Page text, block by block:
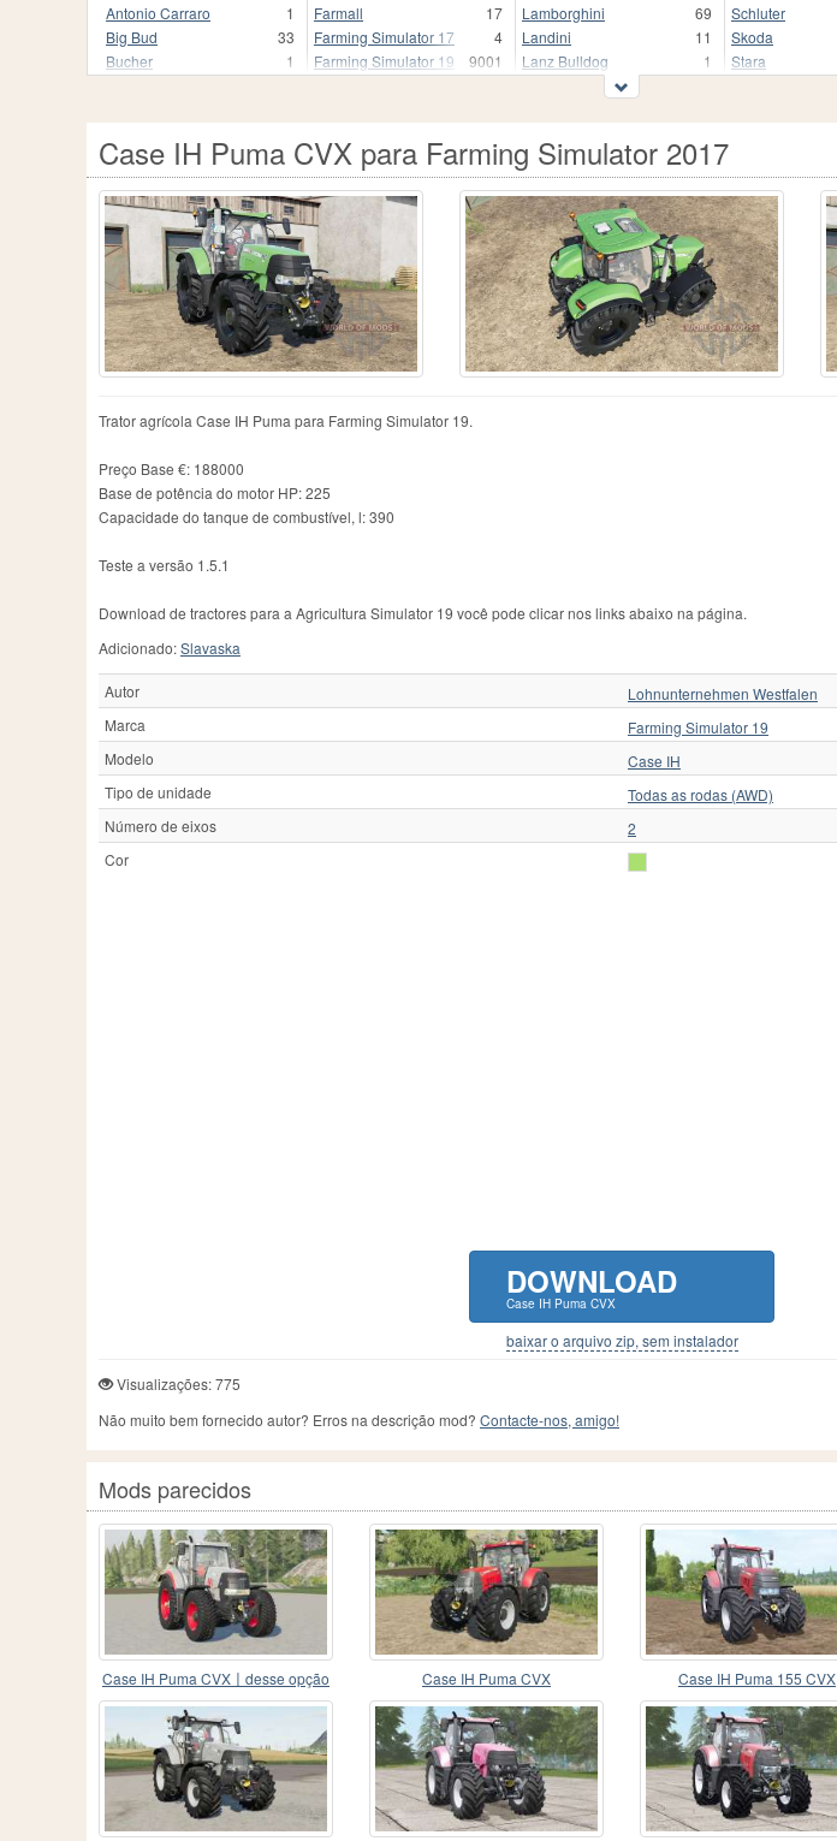
Antonio Carraro
1
Big Bud
33
Bucher
1
Case
Case 2870 Traction King
1
Case I
1
Case IH
606
Caterpillar
1
Challenger
111
Chamberlain
2
County
1
Deutz
7
Deutz-Fahr
398
Eicher
15
Farmall
17
Farming Simulator 17
4
Farming Simulator 19
9001
Fendt
837
Fendt Favorit 800
1
Fiat
118
Fiatagri
3
Ford
53
Fortschritt
46
Guldner
13
Hanomag
5
Hatz
2
Hurlimann
21
IMT
Lamborghini
69
Landini
11
Lanz Bulldog
1
Massey Ferguson
299
Massey Ferguson 6600
1
McCormick
11
Mercedes-Benz
70
New Hollan
1
New Holland
513
Oliver
1
Pasquali
1
PistenBully
8
Porsche-Diesel
1
Schluter
Skoda
Stara
UTB
Ursus C-328
Ursus C-360
Ursus C-362
Valmet
Valtr
Valtra
Valtra N154e
Versatile
Case IH Puma CVX para Farming Simulator 2017
Trator agrícola Case IH Puma para Farming Simulator 19.
Preço Base €: 188000
Base de potência do motor HP: 225
Capacidade do tanque de combustível, l: 390
Teste a versão 1.5.1
Download de tractores para a Agricultura Simulator 19 você pode clicar nos links abaixo na página.
Adicionado:Slavaska
Autor
Lohnunternehmen Westfalen
Marca
Farming Simulator 19
Modelo
Case IH
Tipo de unidade
Todas as rodas (AWD)
Número de eixos
2
Cor
DOWNLOAD
Case IH Puma CVX
baixar o arquivo zip, sem instalador
Visualizações: 775
Não muito bem fornecido autor? Erros na descrição mod? Contacte-nos, amigo!
Mods parecidos
Case IH Puma CVX〡desse opção
de cor do interior
Case IH Puma CVX Case IH Puma 155 CVX